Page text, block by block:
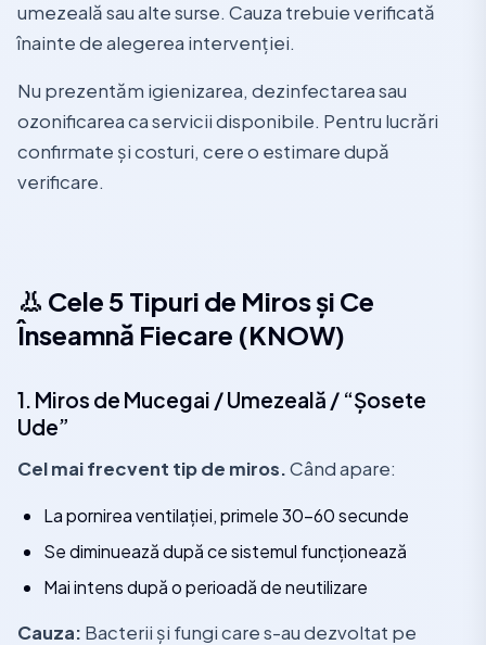
umezeală sau alte surse. Cauza trebuie verificată
înainte de alegerea intervenției.
Nu prezentăm igienizarea, dezinfectarea sau
ozonificarea ca servicii disponibile. Pentru lucrări
confirmate și costuri, cere o estimare după
verificare.
👃 Cele 5 Tipuri de Miros și Ce
Înseamnă Fiecare (KNOW)
1. Miros de Mucegai / Umezeală / “Șosete
Ude”
Cel mai frecvent tip de miros.Când apare:
La pornirea ventilației, primele 30–60 secunde
Se diminuează după ce sistemul funcționează
Mai intens după o perioadă de neutilizare
Cauza: Bacterii și fungi care s-au dezvoltat pe